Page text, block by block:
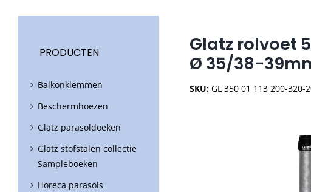
Glatz rolvoet
Ø 35/38-
SKU:GL 350 01 113 200-320-
PRODUCTEN
Balkonklemmen
Beschermhoezen
Glatz parasoldoeken
Glatz stofstalen collectie
Sampleboeken
Horeca parasols